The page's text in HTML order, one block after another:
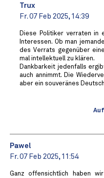
Trux
Fr. 07 Feb 2025, 14:39
Diese Politiker verraten in
Interessen. Ob man
des Verrats gegenüber
mal intellektuell zu klären.
Dankbarkeit jedenfalls
auch annimmt. Die
aber ein souveränes
Pawel
Fr. 07 Feb 2025, 11:54
Ganz offensichtlich haben